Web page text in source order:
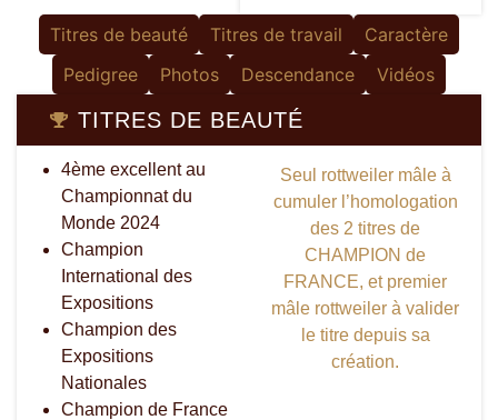
Titres de beauté Titres de travail
Caractère
Pedigree
Photos Descendance Vidéos
TITRES DE BEAUTÉ
4ème excellent au
Championnat du
Monde 2024
Champion
International des
Expositions
Champion des
Expositions
Nationales
Champion de France
Seul rottweiler mâle à
cumuler l’homologation
des 2 titres de
CHAMPION de
FRANCE, et premier
mâle rottweiler à valider
le titre depuis sa
création.